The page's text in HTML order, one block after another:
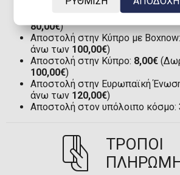
(Δωρεάν άνω των
80,00€ )
Αποστολή στην Ελλάδα:2,90€
80,00€)
Αποστολή στην Κύπρο με Boxnow:
άνω των 100,00€)
Αποστολή στην Κύπρο: 8,00€
100,00€)
Αποστολή στην Ευρωπαϊκή
άνω των 120,00€)
Αποστολή στον υπόλοιπο κόσμο:
ΤΡΟΠΟΙ